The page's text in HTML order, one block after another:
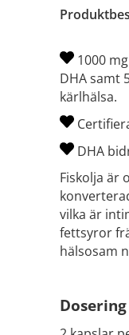
1000
DHA samt
kärlhälsa.
DHA
Fiskolja är
vilka är
fettsyror
hälsosam
Dosering